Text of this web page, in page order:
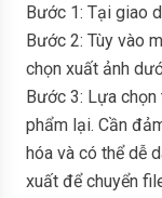
Bước 1: Tại giao
Bước 2: Tùy vào
chọn xuất ảnh
Bước 3: Lựa
phẩm lại. Cần
hóa và có thể dễ
xuất để chuyển